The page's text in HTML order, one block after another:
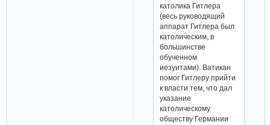
католика Гитлера
(весь руководящий
аппарат Гитлера был
католическим, в
большинстве
обученном
иезуитами). Ватикан
помог Гитлеру прийти
к власти тем, что дал
указание
католическому
обществу Германии